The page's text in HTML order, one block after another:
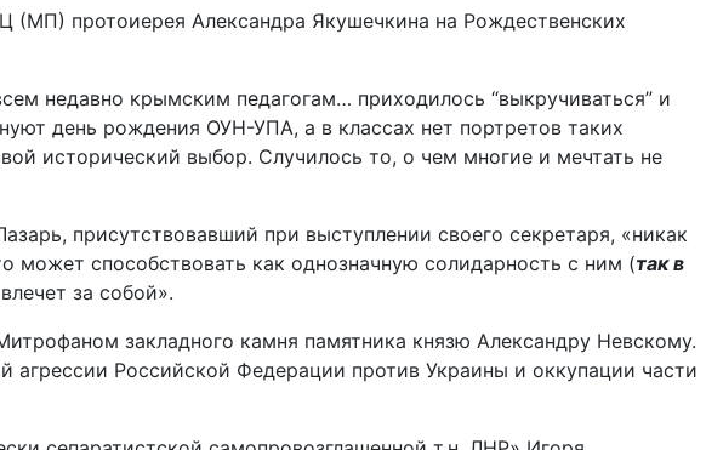
(МП) протоиерея Александра Якушечкина на Рождественских
недавно крымским педагогам… приходилось “выкручиваться” и
день рождения ОУН-УПА, а в классах нет портретов таких
исторический выбор. Случилось то, о чем многие и мечтать не
присутствовавший при выступлении своего секретаря, «никак
может способствовать как однозначную солидарность с ним (так в
за собой».
закладного камня памятника князю Александру Невскому.
агрессии Российской Федерации против Украины и оккупации части